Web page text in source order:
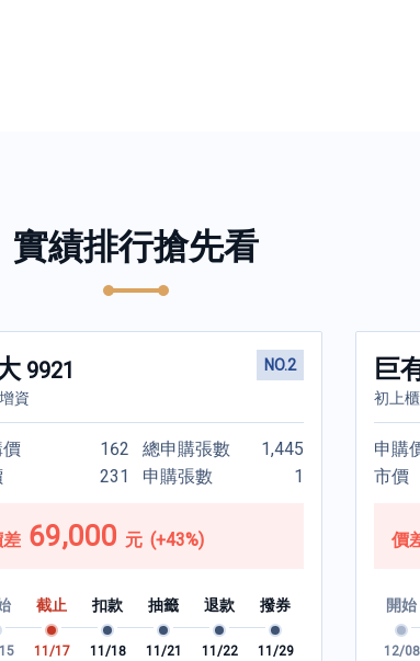
實績排行搶先看
9921
資
NO.2
價 162 總申購張數
1,445
231 申購張數 1
69,000 元 (+43%)
截止
11/17
扣款
11/18
抽籤
11/21
退款
11/22
撥券
11/29
148
元
買個中籤夢！
申購便利通手續費
50
算說明：動用金額 × 最低利率 × (動用天數 /
365 天)，最低利率依銀行公告為準。
巨
初上櫃
申購
市價
價
開始
12/08
元
試